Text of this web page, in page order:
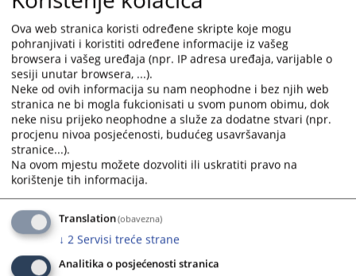
1955VIEWS
Ova web stranica koristi određene skripte koje mogu
pohranjivati i koristiti određene informacije iz vašeg
browsera i vašeg uređaja (npr. IP adresa uređaja, varijable o
sesiji unutar browsera, ...).
Neke od ovih informacija su nam neophodne i bez njih web
stranica ne bi mogla fukcionisati u svom punom obimu, dok
neke nisu prijeko neophodne a služe za dodatne stvari (npr.
procjenu nivoa posjećenosti, budućeg usavršavanja
stranice...).
Na ovom mjestu možete dozvoliti ili uskratiti pravo na
korištenje tih informacija.
Translation(obavezna)
↓ 2 Servisi treće strane
Analitika o posjećenosti stranica